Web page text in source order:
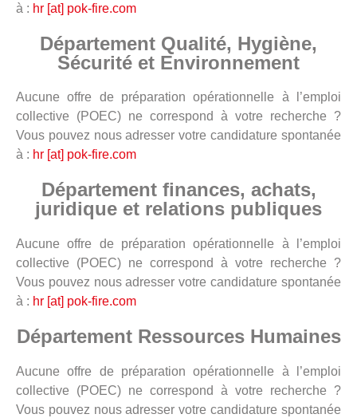
à : hr [at] pok-fire.com
Département Qualité, Hygiène,
Sécurité et Environnement
Aucune offre de préparation opérationnelle à l’emploi
collective (POEC) ne correspond à votre recherche ?
Vous pouvez nous adresser votre candidature spontanée
à : hr [at] pok-fire.com
Département finances, achats,
juridique et relations publiques
Aucune offre de préparation opérationnelle à l’emploi
collective (POEC) ne correspond à votre recherche ?
Vous pouvez nous adresser votre candidature spontanée
à : hr [at] pok-fire.com
Département Ressources Humaines
Aucune offre de préparation opérationnelle à l’emploi
collective (POEC) ne correspond à votre recherche ?
Vous pouvez nous adresser votre candidature spontanée